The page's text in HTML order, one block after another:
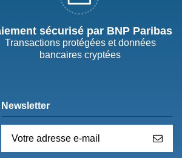
sécurisé par BNP Paribas
Transactions protégées et données
bancaires cryptées
Newsletter